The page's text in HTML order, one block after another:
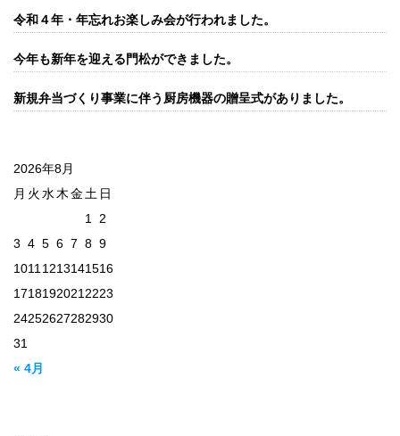
令和４年・年忘れお楽しみ会が行われました。
今年も新年を迎える門松ができました。
新規弁当づくり事業に伴う厨房機器の贈呈式がありました。
2026年8月
月 火 水 木 金 土 日
1
2
3 4 5 6 7 8 9
1011 1213141516
1718192021 2223
24252627282930
31
« 4月